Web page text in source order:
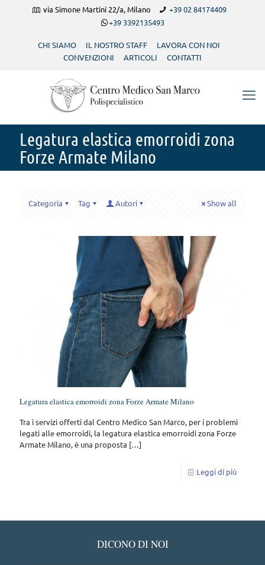
via Simone Martini 22/a, Milano
+39 02 84174409
+39 3392135493
CHI SIAMO IL NOSTRO STAFF
LAVORA CON NOI
CONVENZIONI
ARTICOLI CONTATTI
Legatura elastica emorroidi zona
Forze Armate Milano
Categoria Tag Autori Show all
Legatura elastica emorroidi zona Forze Armate Milano
Tra i servizi offerti dal Centro Medico San Marco, per i problemi
legati alle emorroidi, la legatura elastica emorroidi zona Forze
Armate Milano, è una proposta […]
Leggi di più
DICONO DI NOI